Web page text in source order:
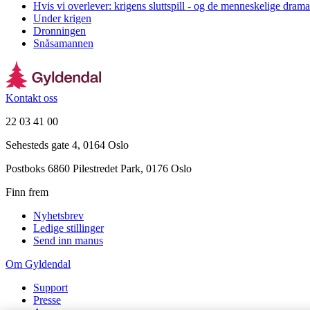
Hvis vi overlever: krigens sluttspill - og de menneskelige
Under krigen
Dronningen
Snåsamannen
Kontakt oss
22 03 41 00
Sehesteds gate 4, 0164 Oslo
Postboks 6860 Pilestredet Park, 0176 Oslo
Finn frem
Nyhetsbrev
Ledige stillinger
Send inn manus
Om Gyldendal
Support
Presse